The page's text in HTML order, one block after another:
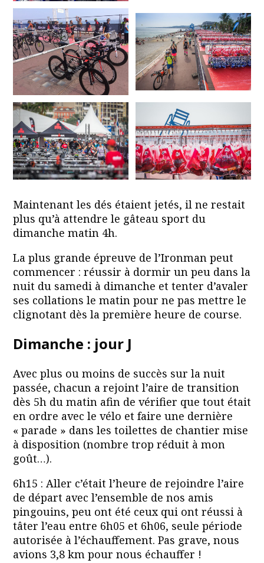
Maintenant les dés étaient jetés, il ne restait
plus qu’à attendre le gâteau sport du
dimanche matin 4h.
La plus grande épreuve de l’Ironman peut
commencer : réussir à dormir un peu dans la
nuit du samedi à dimanche et tenter d’avaler
ses collations le matin pour ne pas mettre le
clignotant dès la première heure de course.
Dimanche : jour J
Avec plus ou moins de succès sur la nuit
passée, chacun a rejoint l’aire de transition
dès 5h du matin afin de vérifier que tout était
en ordre avec le vélo et faire une dernière
« parade » dans les toilettes de chantier mise
à disposition (nombre trop réduit à mon
goût…).
6h15 : Aller c’était l’heure de rejoindre l’aire
de départ avec l’ensemble de nos amis
pingouins, peu ont été ceux qui ont réussi à
tâter l’eau entre 6h05 et 6h06, seule période
autorisée à l’échauffement. Pas grave, nous
avions 3,8 km pour nous échauffer !